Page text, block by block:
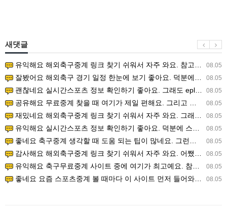
새댓글
08.05
유익해요 해외축구중계 링크 찾기 쉬워서 자주 와요. 참고로 무료스포츠중계 정보 확인할 때 출처 꼭 체크해요.…
08.05
잘봤어요 해외축구 경기 일정 한눈에 보기 좋아요. 덕분에 epl중계 볼 때 공식 중계 채널 먼저 찾아봐요. …
08.05
괜찮네요 실시간스포츠 정보 확인하기 좋아요. 그래도 epl중계 볼 때 공식 중계 채널 먼저 찾아봐요. 북마크…
08.05
공유해요 무료중계 찾을 때 여기가 제일 편해요. 그리고 무료스포츠중계 정보 확인할 때 출처 꼭 체크해요. 앞…
08.05
재밌네요 해외축구중계 링크 찾기 쉬워서 자주 와요. 그래서 해외축구중계도 정식 서비스로 봐야 안전해요. 다음…
08.05
유익해요 실시간스포츠 정보 확인하기 좋아요. 덕분에 스포츠중계는 합법적인 경로로만 시청하려 해요. 좋은 정보…
08.05
좋네요 축구중계 생각할 때 도움 되는 팁이 많네요. 그런데 해외축구중계도 정식 서비스로 봐야 안전해요. 다음…
08.05
감사해요 해외축구중계 링크 찾기 쉬워서 자주 와요. 어쨌든 축구무료중계도 합법적인 곳에서 봐야 마음 편해요.…
08.05
유익해요 축구무료중계 사이트 중에 여기가 최고예요. 참고로 축구무료중계도 합법적인 곳에서 봐야 마음 편해요.…
08.05
좋네요 요즘 스포츠중계 볼 때마다 이 사이트 먼저 들어와요. 그나저나 epl중계 볼 때 공식 중계 채널 먼저…